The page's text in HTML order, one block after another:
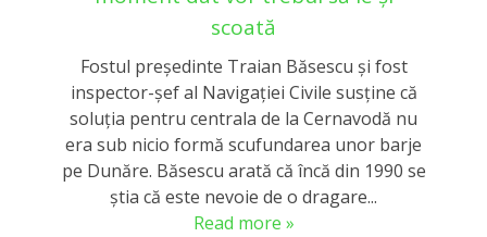
scoată
Fostul președinte Traian Băsescu și fost
inspector-șef al Navigației Civile susține că
soluția pentru centrala de la Cernavodă nu
era sub nicio formă scufundarea unor barje
pe Dunăre. Băsescu arată că încă din 1990 se
știa că este nevoie de o dragare...
Read more »